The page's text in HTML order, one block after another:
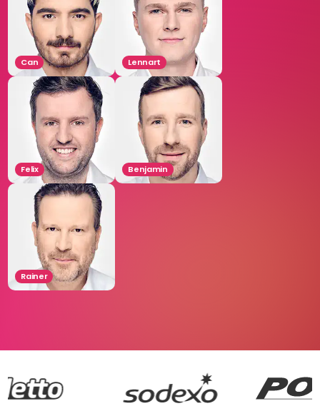
Can Lennart
Felix Benjamin
Rainer